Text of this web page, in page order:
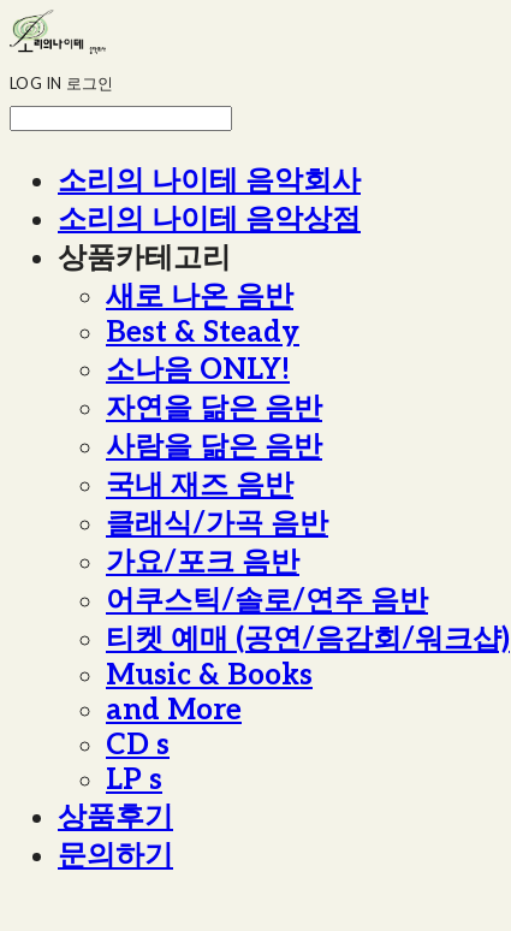
LOG IN 로그인
소리의 나이테 음악회사
소리의 나이테 음악상점
상품카테고리
새로 나온 음반
Best & Steady
소나음 ONLY!
자연을 닮은 음반
사람을 닮은 음반
국내 재즈 음반
클래식/가곡 음반
가요/포크 음반
어쿠스틱/솔로/연주 음반
티켓 예매 (공연/음감회/워크샵)
Music & Books
and More
CD s
LP s
상품후기
문의하기